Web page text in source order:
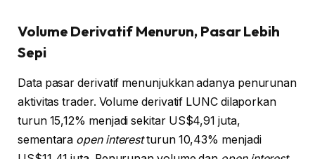
Volume Derivatif Menurun, Pasar Lebih
Sepi
Data pasar derivatif menunjukkan adanya penurunan
aktivitas trader. Volume derivatif LUNC dilaporkan
turun 15,12% menjadi sekitar US$4,91 juta,
sementara open interestturun 10,43% menjadi